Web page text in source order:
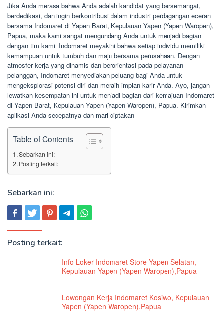
Jika Anda merasa bahwa Anda adalah kandidat yang bersemangat,
berdedikasi, dan ingin berkontribusi dalam industri perdagangan eceran
bersama Indomaret di Yapen Barat, Kepulauan Yapen (Yapen Waropen),
Papua, maka kami sangat mengundang Anda untuk menjadi bagian
dengan tim kami. Indomaret meyakini bahwa setiap individu memiliki
kemampuan untuk tumbuh dan maju bersama perusahaan. Dengan
atmosfer kerja yang dinamis dan berorientasi pada pelayanan
pelanggan, Indomaret menyediakan peluang bagi Anda untuk
mengeksplorasi potensi diri dan meraih impian karir Anda. Ayo, jangan
lewatkan kesempatan ini untuk menjadi bagian dari kemajuan Indomaret
di Yapen Barat, Kepulauan Yapen (Yapen Waropen), Papua. Kirimkan
aplikasi Anda secepatnya dan mari ciptakan
Table of Contents
Sebarkan ini:
Posting terkait:
Sebarkan ini:
Posting terkait:
Info Loker Indomaret Store Yapen Selatan,
Kepulauan Yapen (Yapen Waropen),Papua
Lowongan Kerja Indomaret Kosiwo, Kepulauan
Yapen (Yapen Waropen),Papua